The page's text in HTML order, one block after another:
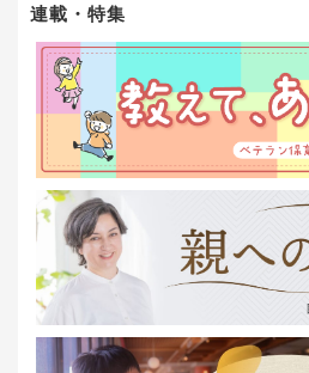
連載・特集